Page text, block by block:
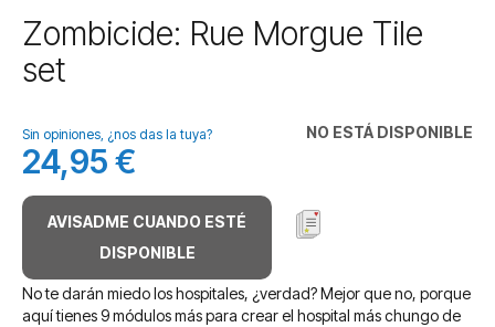
Saltar
al
comienzo
galería
de
imágenes
Zombicide: Rue Morgue Tile
set
NO ESTÁ DISPONIBLE
Sin opiniones, ¿nos das la tuya?
24,95 €
AVISADME CUANDO ESTÉ
DISPONIBLE
No te darán miedo los hospitales, ¿verdad? Mejor que no, porque
aquí tienes 9 módulos más para crear el hospital más chungo de